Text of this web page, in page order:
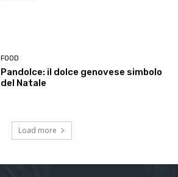
FOOD
Pandolce: il dolce genovese simbolo
del Natale
Load more